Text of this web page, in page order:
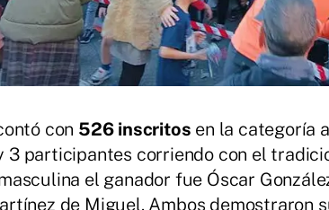
con 526 inscritos en la categoría
3 participantes corriendo con el
el ganador fue Óscar
de Miguel. Ambos demostraron